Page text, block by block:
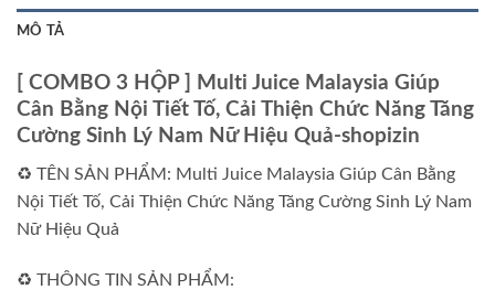
MÔ TẢ
[ COMBO 3 HỘP ] Multi Juice Malaysia Giúp
Cân Bằng Nội Tiết Tố, Cải Thiện Chức Năng Tăng
Cường Sinh Lý Nam Nữ Hiệu Quả-shopizin
♻️ TÊN SẢN PHẨM: Multi Juice Malaysia Giúp Cân Bằng
Nội Tiết Tố, Cải Thiện Chức Năng Tăng Cường Sinh Lý Nam
Nữ Hiệu Quả
♻️ THÔNG TIN SẢN PHẨM: